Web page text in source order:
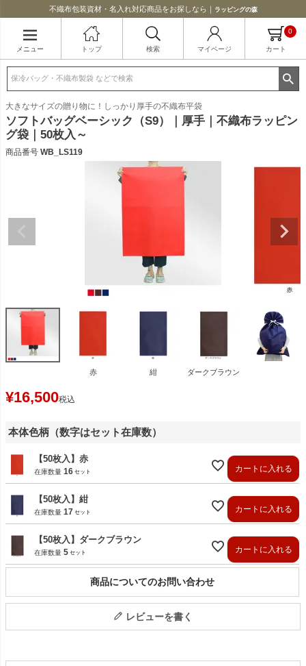
不織布包装資材・名入れ対応商品をお探しなら｜ ラッピングの森
メニュー トップ 検索 マイページ カート
0
大きなサイズの贈り物に！しっかり厚手の不織布平袋
ソフトバッグベーシック（S9）｜厚手｜不織布ラッピン
グ袋｜50枚入～
商品番号 WB_LS119
赤 紺 ダークブラウン
¥16,500税込
本体色柄（数字はセット在庫数）
【50枚入】赤
在庫数量 16 カートに入れる
【50枚入】紺
在庫数量 17 カートに入れる
【50枚入】ダークブラウン
在庫数量 5 カートに入れる
商品についてのお問い合わせ
レビューを書く